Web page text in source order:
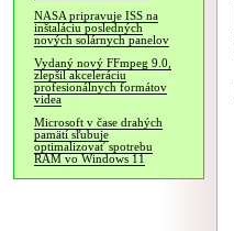
NASA pripravuje ISS na
inštaláciu posledných
nových solárnych panelov
Vydaný nový FFmpeg 9.0,
zlepšil akceleráciu
profesionálnych formátov
videa
Microsoft v čase drahých
pamätí sľubuje
optimalizovať spotrebu
RAM vo Windows 11